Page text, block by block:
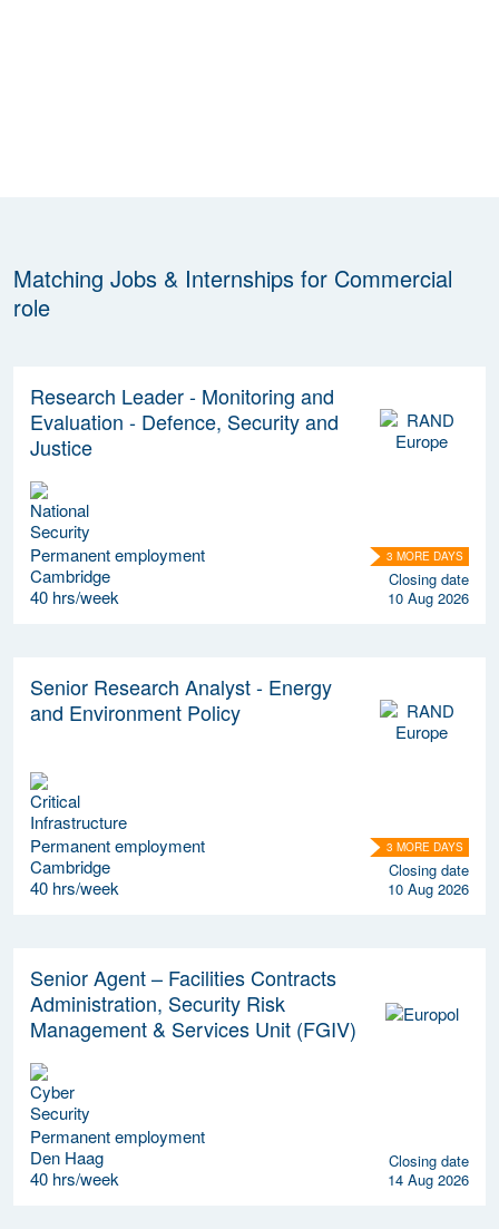
Matching Jobs & Internships for Commercial
role
Research Leader - Monitoring and
Evaluation - Defence, Security and
Justice
Permanent employment
Cambridge
40 hrs/week
3 MORE DAYS
Closing date
10 Aug 2026
Senior Research Analyst - Energy
and Environment Policy
Permanent employment
Cambridge
40 hrs/week
3 MORE DAYS
Closing date
10 Aug 2026
Senior Agent – Facilities Contracts
Administration, Security Risk
Management & Services Unit (FGIV)
Permanent employment
Den Haag
40 hrs/week
Closing date
14 Aug 2026